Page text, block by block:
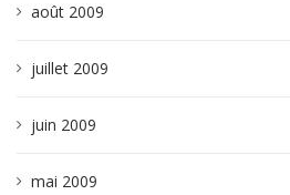
août 2009
juillet 2009
juin 2009
mai 2009